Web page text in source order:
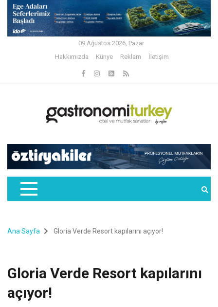
09 Ağustos 2026, Pazar
Hakkımızda
Künye Reklam İletişim
Ana Sayfa Gloria Verde Resort kapılarını açıyor!
Gloria Verde Resort kapılarını
açıyor!